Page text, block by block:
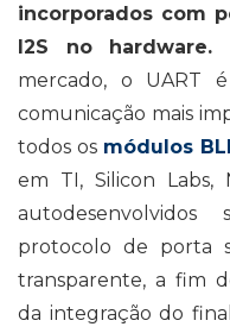
incorporados com
I2S no hardware.
mercado, o UART
comunicação mais
todos os módulos
em TI, Silicon Labs,
protocolo de porta
transparente, a fim
da integração do